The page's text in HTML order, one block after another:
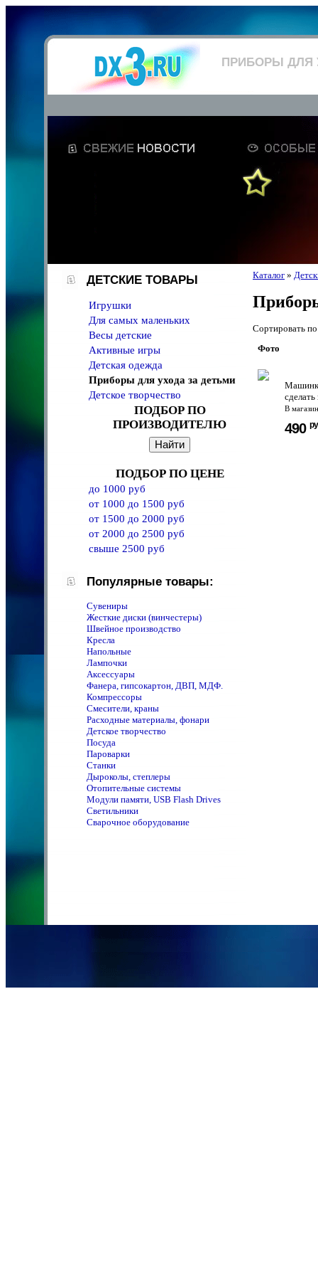
ПРИБОРЫ ДЛЯ
ДЕТСКИЕ ТОВАРЫ
Игрушки
Для самых маленьких
Весы детские
Активные игры
Детская одежда
Приборы для ухода за детьми
Детское творчество
ПОДБОР ПО
ПРОИЗВОДИТЕЛЮ
ПОДБОР ПО ЦЕНЕ
до 1000 руб
от 1000 до 1500 руб
от 1500 до 2000 руб
от 2000 до 2500 руб
свыше 2500 руб
Популярные товары:
Сувениры
Жесткие диски (винчестеры)
Швейное производство
Кресла
Напольные
Лампочки
Аксессуары
Фанера, гипсокартон, ДВП, МДФ.
Компрессоры
Смесители, краны
Расходные материалы, фонари
Детское творчество
Посуда
Пароварки
Станки
Дыроколы, степлеры
Отопительные системы
Модули памяти, USB Flash Drives
Светильники
Сварочное оборудование
Каталог »
Сортировать
Фото
В
490